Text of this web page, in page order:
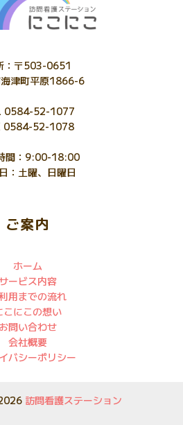
：〒503-0651
津町平原1866-6
0584-52-1077
0584-52-1078
間：9:00-18:00
：土曜、日曜日
ご案内
ホーム
ービス内容
用までの流れ
こにこの想い
お問い合わせ
会社概要
バシーポリシー
訪問看護ステーション